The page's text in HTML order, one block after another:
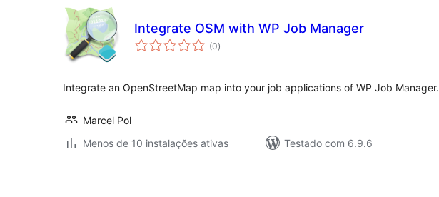
Integrate OSM with WP Job Manager
(0avaliações
totais
)
Integrate an OpenStreetMap map into your job applications of WP Job Manager.
Marcel Pol
Menos de 10 instalações ativas
Testado com 6.9.6